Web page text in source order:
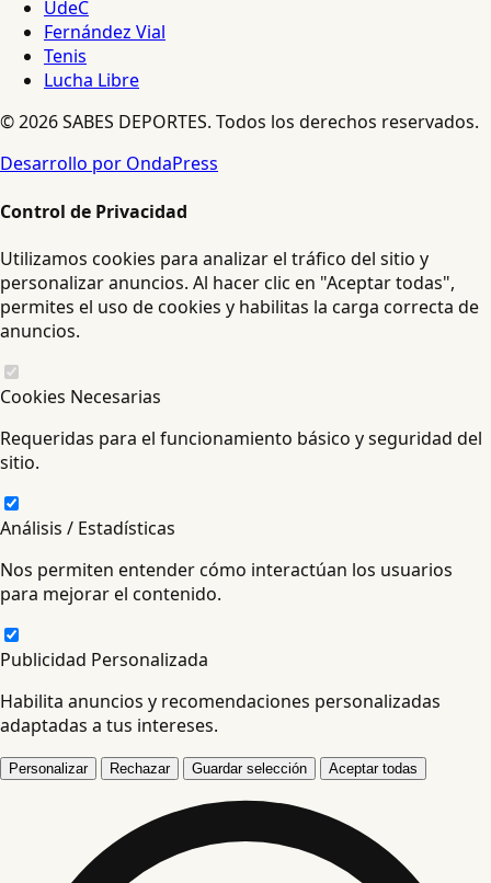
UdeC
Fernández Vial
Tenis
Lucha Libre
© 2026 SABES DEPORTES. Todos los derechos reservados.
Desarrollo por OndaPress
Control de Privacidad
Utilizamos cookies para analizar el tráfico del sitio y
personalizar anuncios. Al hacer clic en "Aceptar todas",
permites el uso de cookies y habilitas la carga correcta de
anuncios.
Cookies Necesarias
Requeridas para el funcionamiento básico y seguridad del
sitio.
Análisis / Estadísticas
Nos permiten entender cómo interactúan los usuarios
para mejorar el contenido.
Publicidad Personalizada
Habilita anuncios y recomendaciones personalizadas
adaptadas a tus intereses.
Personalizar Rechazar Guardar selección Aceptar todas